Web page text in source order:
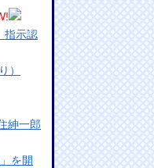
指示認
）
紳一郎
を開